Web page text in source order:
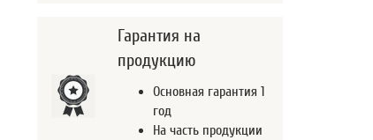
Гарантия на
продукцию
Основная гарантия 1
год
На часть продукции